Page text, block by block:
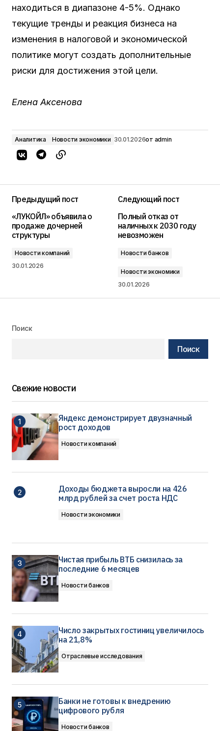
находиться в диапазоне 4-5%. Однако
текущие тренды и реакция бизнеса на
изменения в налоговой и экономической
политике могут создать дополнительные
риски для достижения этой цели.
Елена Аксенова
Аналитика Новости экономики 30.01.2026от admin
Предыдущий пост
«ЛУКОЙЛ» объявила о
продаже дочерней
структуры
Новости компаний
30.01.2026
Следующий пост
Полный отказ от
наличных к 2030 году
невозможен
Новости банков
Новости экономики
30.01.2026
Поиск
Поиск
Свежие новости
Яндекс демонстрирует двузначный
рост доходов
Новости компаний
Доходы бюджета выросли на 426
млрд рублей за счет роста НДС
Новости экономики
Чистая прибыль ВТБ снизилась за
последние 6 месяцев
Новости банков
Число закрытых гостиниц увеличилось
на 21,8%
Отраслевые исследования
Банки не готовы к внедрению
цифрового рубля
Новости банков